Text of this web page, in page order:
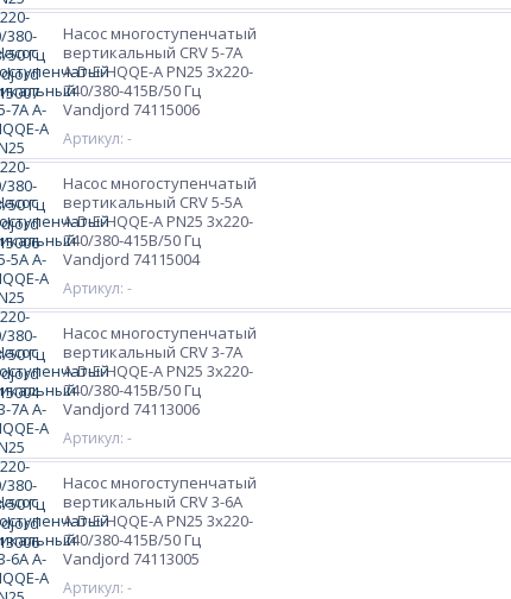
Насос многоступенчатый
вертикальный CRV 5-7A
A-D-E-HQQE-A PN25 3х220-
240/380-415В/50 Гц
Vandjord 74115006
Артикул: -
Насос многоступенчатый
вертикальный CRV 5-5A
A-D-E-HQQE-A PN25 3х220-
240/380-415В/50 Гц
Vandjord 74115004
Артикул: -
Насос многоступенчатый
вертикальный CRV 3-7A
A-D-E-HQQE-A PN25 3х220-
240/380-415В/50 Гц
Vandjord 74113006
Артикул: -
Насос многоступенчатый
вертикальный CRV 3-6A
A-D-E-HQQE-A PN25 3х220-
240/380-415В/50 Гц
Vandjord 74113005
Артикул: -